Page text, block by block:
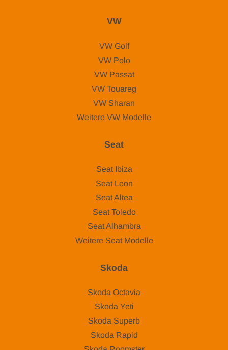
VW
VW Golf
VW Polo
VW Passat
VW Touareg
VW Sharan
Weitere VW Modelle
Seat
Seat Ibiza
Seat Leon
Seat Altea
Seat Toledo
Seat Alhambra
Weitere Seat Modelle
Skoda
Skoda Octavia
Skoda Yeti
Skoda Superb
Skoda Rapid